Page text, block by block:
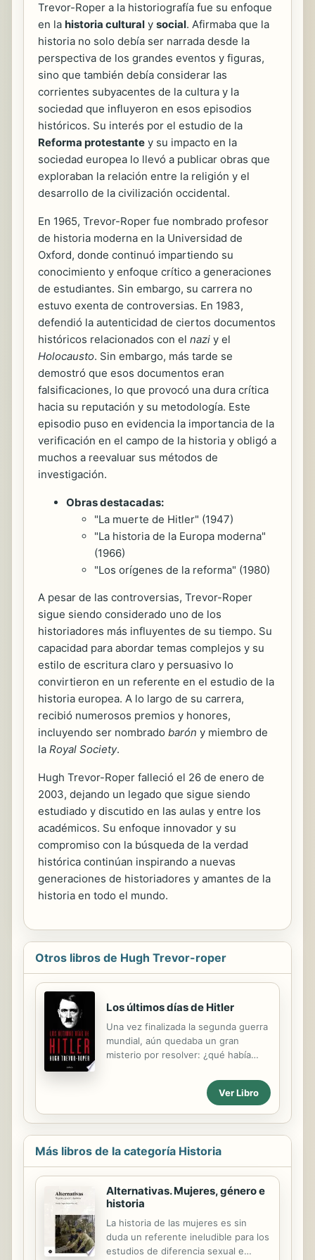
Trevor-Roper a la historiografía fue su enfoque
en la historia cultural y social. Afirmaba que la
historia no solo debía ser narrada desde la
perspectiva de los grandes eventos y figuras,
sino que también debía considerar las
corrientes subyacentes de la cultura y la
sociedad que influyeron en esos episodios
históricos. Su interés por el estudio de la
Reforma protestante y su impacto en la
sociedad europea lo llevó a publicar obras que
exploraban la relación entre la religión y el
desarrollo de la civilización occidental.
En 1965, Trevor-Roper fue nombrado profesor
de historia moderna en la Universidad de
Oxford, donde continuó impartiendo su
conocimiento y enfoque crítico a generaciones
de estudiantes. Sin embargo, su carrera no
estuvo exenta de controversias. En 1983,
defendió la autenticidad de ciertos documentos
históricos relacionados con el nazi y el
Holocausto. Sin embargo, más tarde se
demostró que esos documentos eran
falsificaciones, lo que provocó una dura crítica
hacia su reputación y su metodología. Este
episodio puso en evidencia la importancia de la
verificación en el campo de la historia y obligó a
muchos a reevaluar sus métodos de
investigación.
Obras destacadas:
"La muerte de Hitler" (1947)
"La historia de la Europa moderna"
(1966)
"Los orígenes de la reforma" (1980)
A pesar de las controversias, Trevor-Roper
sigue siendo considerado uno de los
historiadores más influyentes de su tiempo. Su
capacidad para abordar temas complejos y su
estilo de escritura claro y persuasivo lo
convirtieron en un referente en el estudio de la
historia europea. A lo largo de su carrera,
recibió numerosos premios y honores,
incluyendo ser nombrado barón y miembro de
la Royal Society.
Hugh Trevor-Roper falleció el 26 de enero de
2003, dejando un legado que sigue siendo
estudiado y discutido en las aulas y entre los
académicos. Su enfoque innovador y su
compromiso con la búsqueda de la verdad
histórica continúan inspirando a nuevas
generaciones de historiadores y amantes de la
historia en todo el mundo.
Otros libros de Hugh Trevor-roper
Los últimos días de Hitler
Una vez finalizada la segunda guerra
mundial, aún quedaba un gran
misterio por resolver: ¿qué había
desaparición alimentaba los rumores
acerca de su posible huida,
soviética. Con el objetivo de
desmentirlos y arrojar un poco de luz
sobre lo realmente acontecido en el
búnker de Berlín en abril de 1945, los
encargaron al joven oficial e
historiador Hugh Trevor-Roper que
resiguiera los últimos pasos de Adolf
Hitler hasta su muerte. Los últimos
días de Hitler fue el resultado de
Ver Libro
Más libros de la categoría Historia
Alternativas. Mujeres, género e
historia
La historia de las mujeres es sin
duda un referente ineludible para los
estudios de diferencia sexual e